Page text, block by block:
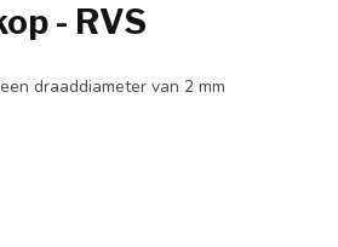
- RVS
draaddiameter van 2 mm